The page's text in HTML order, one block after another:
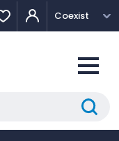
Coexist